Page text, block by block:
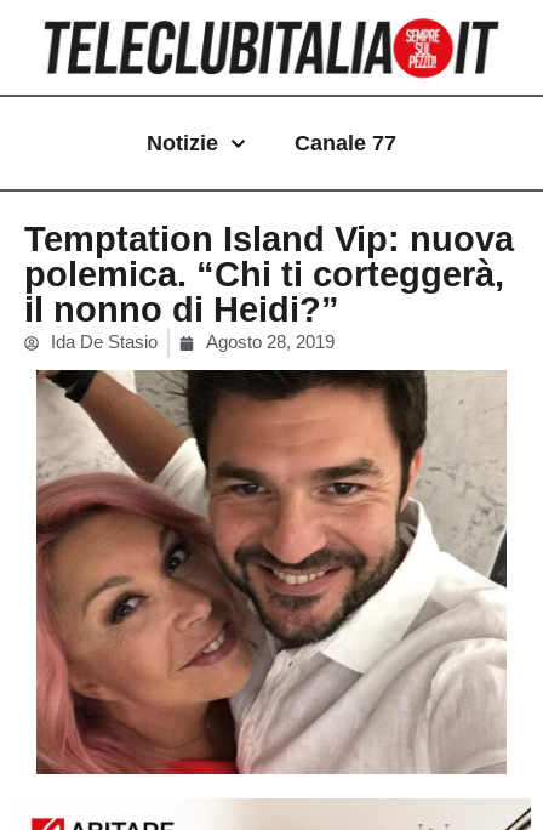
contenuto
Notizie Canale 77
Temptation Island Vip: nuova
polemica. “Chi ti corteggerà,
il nonno di Heidi?”
Ida De Stasio Agosto 28, 2019